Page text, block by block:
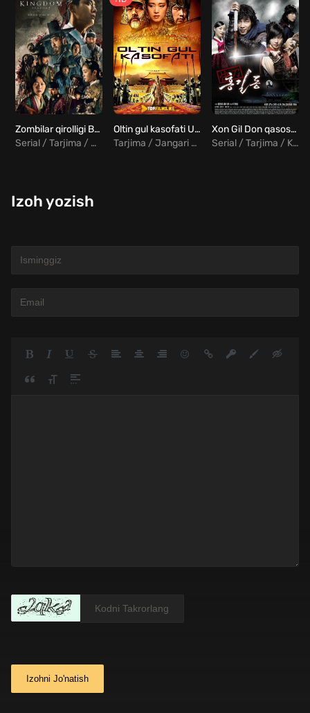
Zombilar qirolligi Barcha qismlar Uzbek tilida
Serial / Tarjima / Jangari / Qo'rqinchili
Oltin gul kasofati Uzbek tilida
Tarjima / Jangari / Drama / Tarixiy / Melodrama
Xon Gil Don qasoskor Barcha qismlar Uzbek tilida
Serial / Tarjima / Komediya / Melodrama / Sarguzasht
Izoh yozish
Izohni Jo'natish